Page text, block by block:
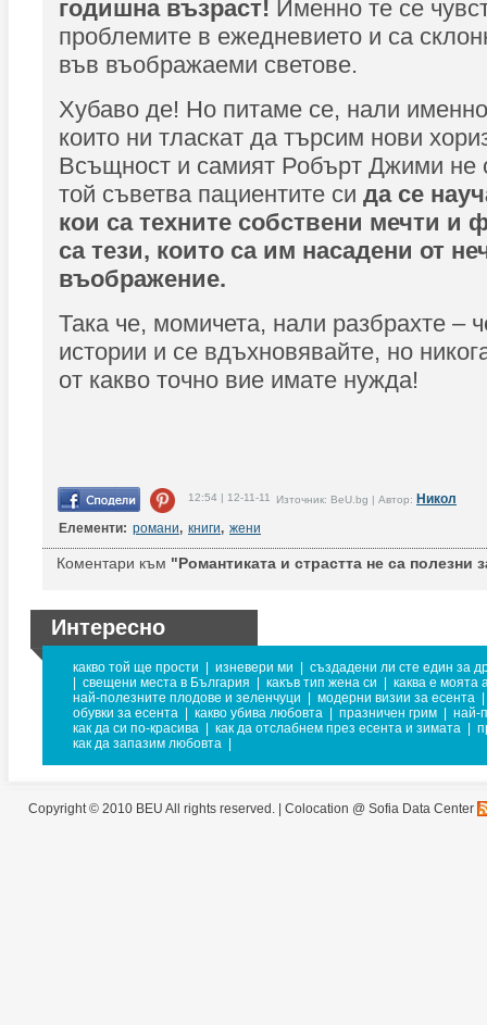
годишна възраст! Именно те се
проблемите в ежедневието и са
във въображаеми светове.
Хубаво де! Но питаме се, нали
които ни тласкат да търсим нови
Всъщност и самият Робърт Джими не
той съветва пациентите си да се
кои са техните собствени мечти и
са тези, които са им насадени от
въображение.
Така че, момичета, нали разбрахте –
истории и се вдъхновявайте, но
от какво точно вие имате нужда!
12:54 | 12-11-11 Източник: BeU.bg | Автор: Никол
Елементи: романи, книги, жени
Коментари към "Романтиката и страстта не са полезни
Интересно
какво той ще прости изневери ми
създадени ли сте един за
свещени места в България какъв тип жена си
каква е моята
най-полезните плодове и зеленчуци
модерни визии за есента
обувки за есента
какво убива любовта празничен грим
най-
как да си по-красива
как да отслабнем през есента и зимата
как да запазим любовта
Copyright © 2010 BEU All rights reserved. | Colocation @ Sofia Data Center